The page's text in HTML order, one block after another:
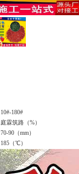
10#-180#
庭霖筑路（%）
70-90（mm）
185（℃）